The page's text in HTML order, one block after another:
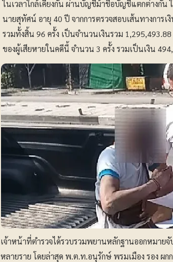
ในเวลาใกล้เคียงกัน ผ่านบัญชีม้าชื่อบัญชีแตกต่างกั
นายสุทัศน์ อายุ 40 ปี จากการตรวจสอบเส้นทางการเ
รวมทั้งสิ้น 96 ครั้ง เป็นจำนวนเงินรวม
ของผู้เสียหายในคดีนี้ จำนวน 3 ครั้ง รวมเป็นเงิน
เจ้าหน้าที่ตำรวจได้รวบรวมพยานหลักฐานออกหมาย
หลายราย โดยล่าสุด พ.ต.ท.อนุรักษ์ พรมเมือง รอง ผก